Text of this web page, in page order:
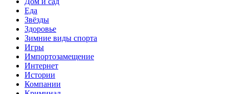
Еда
Звёзды
Здоровье
Зимние виды спорта
Игры
Импортозамещение
Интернет
Истории
Компании